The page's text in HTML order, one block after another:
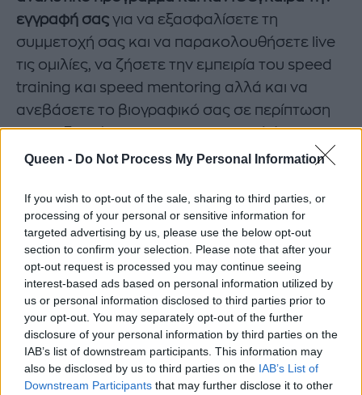
Queen - Do Not Process My Personal Information
If you wish to opt-out of the sale, sharing to third parties, or
processing of your personal or sensitive information for
targeted advertising by us, please use the below opt-out
section to confirm your selection. Please note that after your
opt-out request is processed you may continue seeing
interest-based ads based on personal information utilized by
us or personal information disclosed to third parties prior to
your opt-out. You may separately opt-out of the further
disclosure of your personal information by third parties on the
IAB’s list of downstream participants. This information may
also be disclosed by us to third parties on the IAB’s List of
Downstream Participants that may further disclose it to other
εγγραφή σας για να εξασφαλίσετε τη
συμμετοχή σας και να παρακολουθήσετε live
τις ομιλίες, να ζήσετε την εμπειρία του speed
training και speed mentoring αλλά και να
ανεβάσετε το βιογραφικό σας σε περίπτωση
που ενδιαφέρεστε για την πρακτική άσκηση.
Σημειώνεται ότι οι θέσεις είναι περιορισμένες